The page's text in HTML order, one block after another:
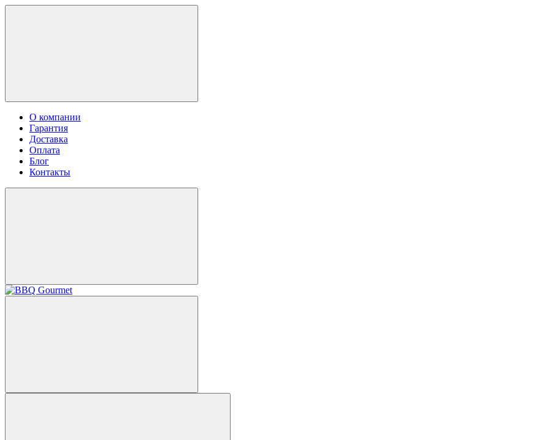
О компании
Гарантия
Доставка
Оплата
Блог
Контакты